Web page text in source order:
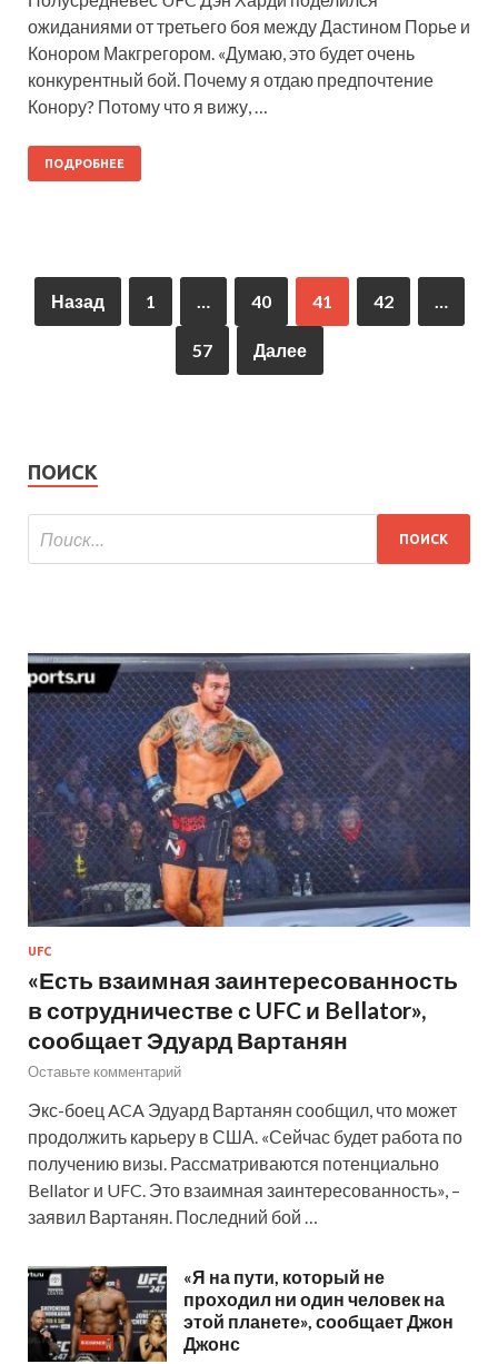
ожиданиями от третьего боя между Дастином Порье и
Конором Макгрегором. «Думаю, это будет очень
конкурентный бой. Почему я отдаю предпочтение
Конору? Потому что я вижу, …
ПОДРОБНЕЕ
Назад 1 … 40 41 42 …
57 Далее
ПОИСК
UFC
«Есть взаимная заинтересованность
в сотрудничестве с UFC и Bellator»,
сообщает Эдуард Вартанян
Оставьте комментарий
Экс-боец ACA Эдуард Вартанян сообщил, что может
продолжить карьеру в США. «Сейчас будет работа по
получению визы. Рассматриваются потенциально
Bellator и UFC. Это взаимная заинтересованность», –
заявил Вартанян. Последний бой …
«Я на пути, который не
проходил ни один человек на
этой планете», сообщает Джон
Джонс